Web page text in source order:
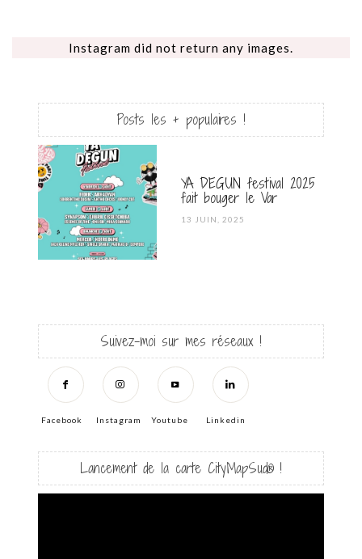
Instagram did not return any images.
Posts les + populaires !
YA DEGUN festival 2025
fait bouger le Var
POSTED
13 JUIN, 2025
Suivez-moi sur mes réseaux !
Facebook Instagram Youtube Linkedin
Lancement de la carte CityMapSud® !